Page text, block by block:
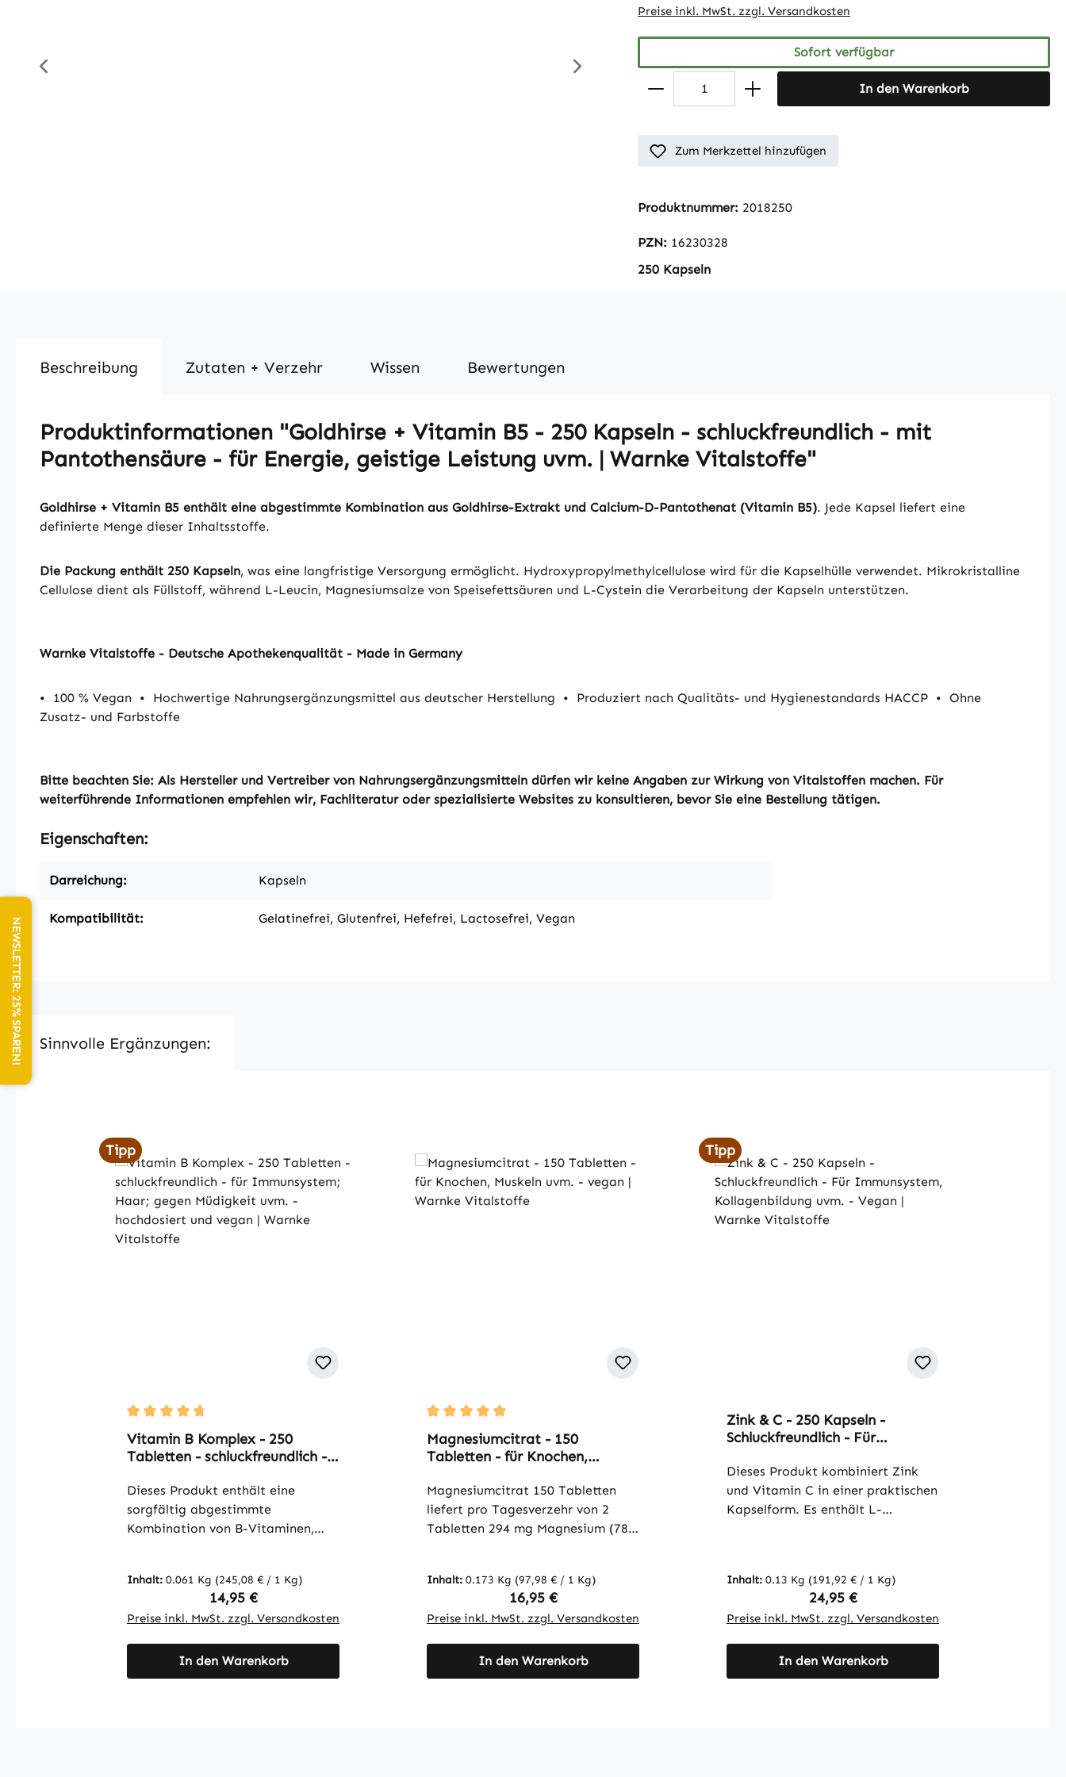
NEWSLETTER: 25% SPAREN!
Preise inkl. MwSt. zzgl. Versandkosten
Sofort verfügbar
In den Warenkorb
Zum Merkzettel hinzufügen
Produktnummer: 2018250
PZN: 16230328
250 Kapseln
Beschreibung Zutaten + Verzehr Wissen Bewertungen
Produktinformationen "Goldhirse + Vitamin B5 - 250 Kapseln - schluckfreundlich - mit
Pantothensäure - für Energie, geistige Leistung uvm. | Warnke Vitalstoffe"
Goldhirse + Vitamin B5 enthält eine abgestimmte Kombination aus Goldhirse-Extrakt und Calcium-D-Pantothenat (Vitamin B5). Jede Kapsel liefert eine
definierte Menge dieser Inhaltsstoffe.
Die Packung enthält 250 Kapseln, was eine langfristige Versorgung ermöglicht. Hydroxypropylmethylcellulose wird für die Kapselhülle verwendet. Mikrokristalline
Cellulose dient als Füllstoff, während L-Leucin, Magnesiumsalze von Speisefettsäuren und L-Cystein die Verarbeitung der Kapseln unterstützen.
Warnke Vitalstoffe - Deutsche Apothekenqualität - Made in Germany
• 100 % Vegan • Hochwertige Nahrungsergänzungsmittel aus deutscher Herstellung • Produziert nach Qualitäts- und Hygienestandards HACCP • Ohne
Zusatz- und Farbstoffe
Bitte beachten Sie: Als Hersteller und Vertreiber von Nahrungsergänzungsmitteln dürfen wir keine Angaben zur Wirkung von Vitalstoffen machen. Für
weiterführende Informationen empfehlen wir, Fachliteratur oder spezialisierte Websites zu konsultieren, bevor Sie eine Bestellung tätigen.
Eigenschaften:
Darreichung: Kapseln
Kompatibilität: Gelatinefrei, Glutenfrei, Hefefrei, Lactosefrei, Vegan
Sinnvolle Ergänzungen:
Tipp
Durchschnittliche Bewertung von 4.67 von 5 Sternen
Vitamin B Komplex - 250
Tabletten - schluckfreundlich -
Müdigkeit uvm. - hochdosiert
und vegan | Warnke Vitalstoffe
Dieses Produkt enthält eine
sorgfältig abgestimmte
Kombination von B-Vitaminen,
Pyridoxinhydrochlorid,
Thiaminmononitrat, Riboflavin, D-
Biotin und
Pteroylmonoglutaminsäure. Die
Tabletten sind mit
mikrokristalliner Cellulose als
Inhalt: 0.061 Kg (245,08 € / 1 Kg)
Regulärer Preis:
14,95 €
Preise inkl. MwSt. zzgl. Versandkosten
In den Warenkorb
Durchschnittliche Bewertung von 5 von 5 Sternen
Magnesiumcitrat - 150
Tabletten - für Knochen,
Vitalstoffe
Magnesiumcitrat 150 Tabletten
liefert pro Tagesverzehr von 2
Tabletten 294 mg Magnesium (78
organische Magnesiumverbindung
und eignet sich ideal zur täglichen
Ergänzung einer ausgewogenen
Ernährung. Mit 150 Tabletten
bietet die Packung einen Vorrat
für 75 Tage. Die Tabletten sind
Inhalt: 0.173 Kg (97,98 € / 1 Kg)
Regulärer Preis:
16,95 €
Preise inkl. MwSt. zzgl. Versandkosten
In den Warenkorb
Tipp
Zink & C - 250 Kapseln -
Schluckfreundlich - Für
uvm. - Vegan | Warnke
Vitalstoffe
Dieses Produkt kombiniert Zink
und Vitamin C in einer praktischen
Kapselform. Es enthält L-
Füllstoff formuliert. Zusätzlich sind
L-Leucin und Baumwollsamenöl
enthalten. Die Kapselhülle besteht
aus Hydroxypropylmethylcellulose.
Mit 250 Kapseln pro Packung
bietet dieses Produkt eine
Inhalt: 0.13 Kg (191,92 € / 1 Kg)
Regulärer Preis:
24,95 €
Preise inkl. MwSt. zzgl. Versandkosten
In den Warenkorb